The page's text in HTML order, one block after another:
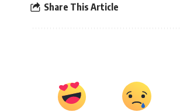
Share This Article